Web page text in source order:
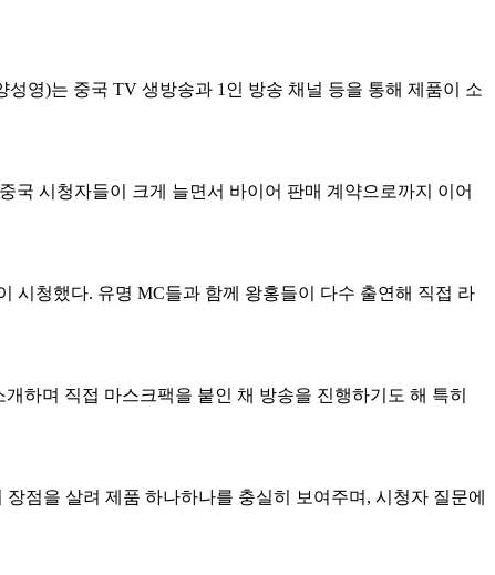
영)는 중국 TV 생방송과 1인 방송 채널 등을 통해 제품이 소
국 시청자들이 크게 늘면서 바이어 판매 계약으로까지 이어
시청했다. 유명 MC들과 함께 왕홍들이 다수 출연해 직접 라
하며 직접 마스크팩을 붙인 채 방송을 진행하기도 해 특히
점을 살려 제품 하나하나를 충실히 보여주며, 시청자 질문에